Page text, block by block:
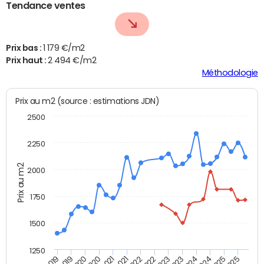
Tendance ventes
Prix bas : 1 179 €/m2
Prix haut :2 494 €/m2
Méthodologie
Prix au m2
Prix au m2 (source : estimations JDN)
1250
1500
1750
2000
2250
2500